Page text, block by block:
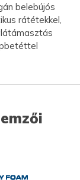
belebújós
rátétekkel,